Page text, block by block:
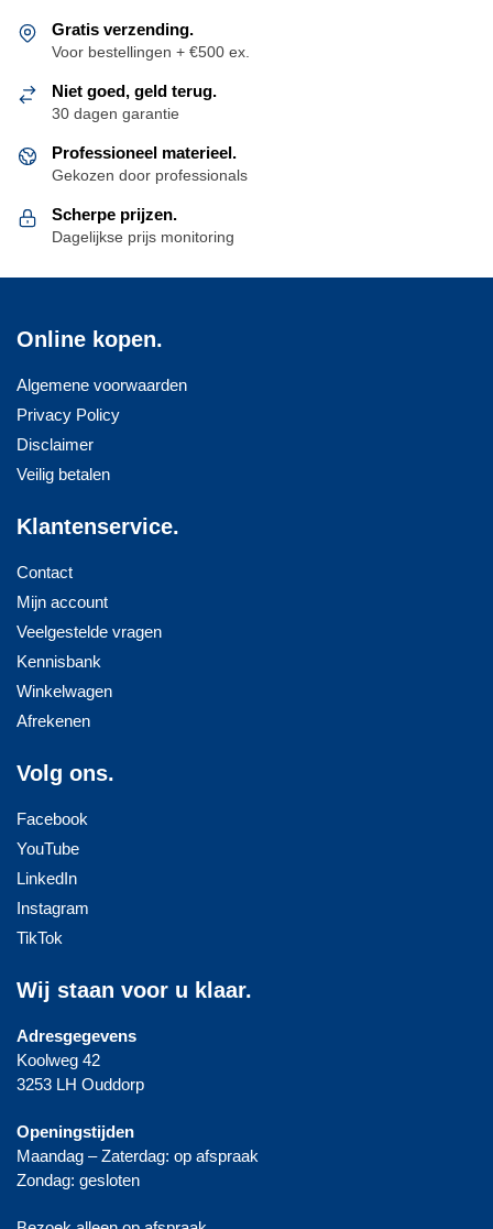
Gratis verzending.
Voor bestellingen + €500 ex.
Niet goed, geld terug.
30 dagen garantie
Professioneel materieel.
Gekozen door professionals
Scherpe prijzen.
Dagelijkse prijs monitoring
Online kopen.
Algemene voorwaarden
Privacy Policy
Disclaimer
Veilig betalen
Klantenservice.
Contact
Mijn account
Veelgestelde vragen
Kennisbank
Winkelwagen
Afrekenen
Volg ons.
Facebook
YouTube
LinkedIn
Instagram
TikTok
Wij staan voor u klaar.
Adresgegevens
Koolweg 42
3253 LH Ouddorp
Openingstijden
Maandag – Zaterdag: op afspraak
Zondag: gesloten